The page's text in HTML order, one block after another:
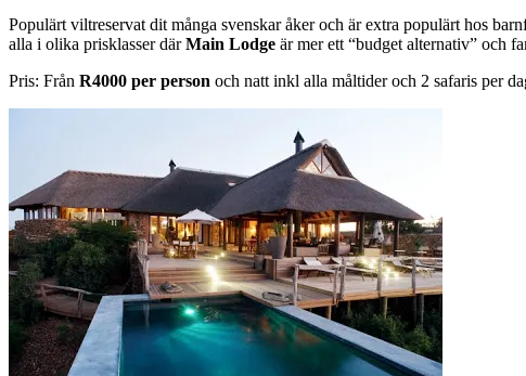
Populärt viltreservat dit många svenskar åker och är extra populärt hos
alla i olika prisklasser därMain Lodge är mer ett “budget alternativ” och
Pris: Från R4000 per person och natt inkl alla måltider och 2 safaris per